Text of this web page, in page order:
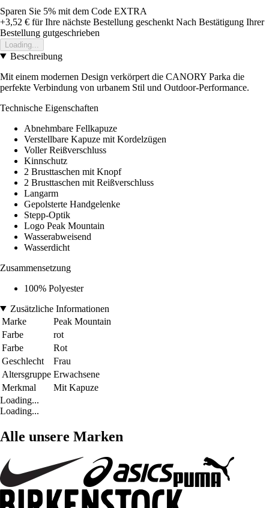
Sparen Sie 5% mit dem Code EXTRA
+3,52 € für Ihre nächste Bestellung geschenkt Nach Bestätigung Ihrer
Bestellung gutgeschrieben
Loading...
Beschreibung
Mit einem modernen Design verkörpert die CANORY Parka die
perfekte Verbindung von urbanem Stil und Outdoor-Performance.
Technische Eigenschaften
Abnehmbare Fellkapuze
Verstellbare Kapuze mit Kordelzügen
Voller Reißverschluss
Kinnschutz
2 Brusttaschen mit Knopf
2 Brusttaschen mit Reißverschluss
Langarm
Gepolsterte Handgelenke
Stepp-Optik
Logo Peak Mountain
Wasserabweisend
Wasserdicht
Zusammensetzung
100% Polyester
Zusätzliche Informationen
Marke
Peak Mountain
Farbe
rot
Farbe
Rot
Geschlecht
Frau
Altersgruppe Erwachsene
Merkmal
Mit Kapuze
Loading...
Loading...
Alle unsere Marken